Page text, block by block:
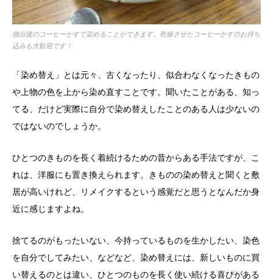
抽出後のコーヒーかすで染めることができます。乾燥させたコーヒーかすのお持ち
込みも大歓迎です！
「染め替え」とは元々、古くなったり、似合わなくなったきもの
や上物の色を上から染め直すことです。聞いたことがある、知っ
てる、だけど実際に自分で染め替えしたことのある人は少ないの
ではないのでしょうか。
ひとつのきものを長く着続けるための昔からある手法ですが、こ
れは、洋服にも置き換えられます。きものの染め替えと聞くと敷
居が高いけれど、リメイクするという感覚だと思うとなんだか身
近に感じますよね。
捨てるのがもったいない、今持っているものを生かしたい、染色
を自分でしてみたい、などなど、染め替えには、新しいものに買
い替えるのとは違い、ひとつのものを長く使い続ける喜びがある